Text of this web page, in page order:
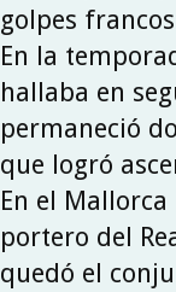
golpes
En la
hallaba en
permaneció
que logró
En el
portero del
quedó el